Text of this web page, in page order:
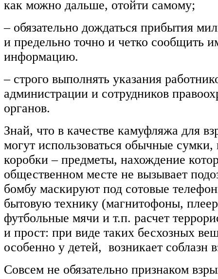
как можно дальше, отойти самому;
– обязательно дождаться прибытия
и предельно точно и четко сообщить
информацию.
– строго выполнять указания
администрации и сотрудников
органов.
Знай, что в качестве камуфляжа для
могут использоваться обычные сумки,
коробки – предметы, нахождение
общественном месте не вызывает
бомбу маскируют под сотовые
бытовую технику (магнитофоны,
футбольные мячи и т.п. расчет
и прост: при виде таких бесхозных
особенно у детей, возникает соблазн
Совсем не обязательно признаком